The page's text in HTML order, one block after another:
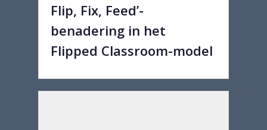
Flip, Fix, Feed’-
benadering in het
Flipped Classroom-model